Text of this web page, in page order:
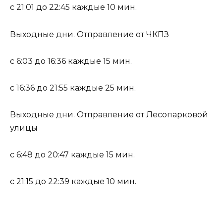
с 21:01 до 22:45 каждые 10 мин.
Выходные дни. Отправление от ЧКПЗ
с 6:03 до 16:36 каждые 15 мин.
с 16:36 до 21:55 каждые 25 мин.
Выходные дни. Отправление от Лесопарковой
улицы
с 6:48 до 20:47 каждые 15 мин.
с 21:15 до 22:39 каждые 10 мин.